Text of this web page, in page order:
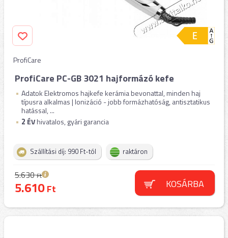
ProfiCare
ProfiCare PC-GB 3021 hajformázó kefe
Adatok Elektromos hajkefe kerámia bevonattal, minden haj
típusra alkalmas | Ionizáció - jobb formázhatóság, antisztatikus
hatással, ...
2 ÉVhivatalos, gyári garancia
Szállítási díj: 990 Ft-tól raktáron
5.630Ft
5.610Ft KOSÁRBA